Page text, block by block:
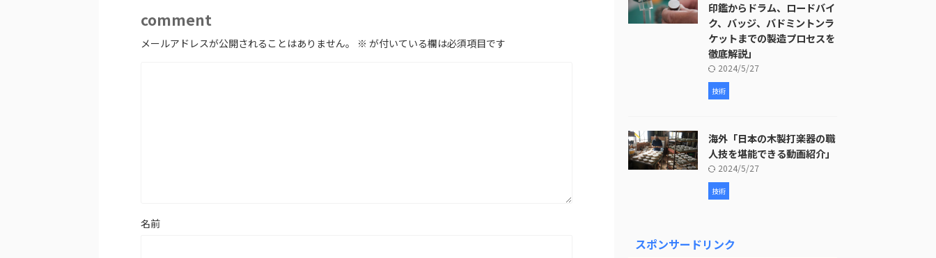
comment
メールアドレスが公開されることはありません。 ※ が付いている欄は必須項目です
名前
印鑑からドラム、ロードバイ
ク、バッジ、バドミントンラ
ケットまでの製造プロセスを
徹底解説」
2024/5/27
技術
海外「日本の木製打楽器の職
人技を堪能できる動画紹介」
2024/5/27
技術
スポンサードリンク